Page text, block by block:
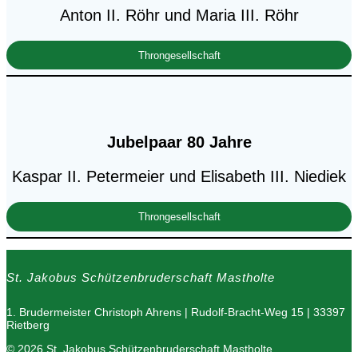
Anton II. Röhr und Maria III. Röhr
Throngesellschaft
Jubelpaar 80 Jahre
Kaspar II. Petermeier und Elisabeth III. Niediek
Throngesellschaft
St. Jakobus Schützenbruderschaft Mastholte
1. Brudermeister Christoph Ahrens | Rudolf-Bracht-Weg 15 | 33397
Rietberg
© 2026 St. Jakobus Schützenbruderschaft Mastholte.